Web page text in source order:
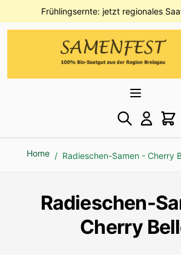
Direkt zum InhaltFrühlingsernte: jetzt regionales
Home / Radieschen-Samen - Cherry
Radieschen-
Cherry